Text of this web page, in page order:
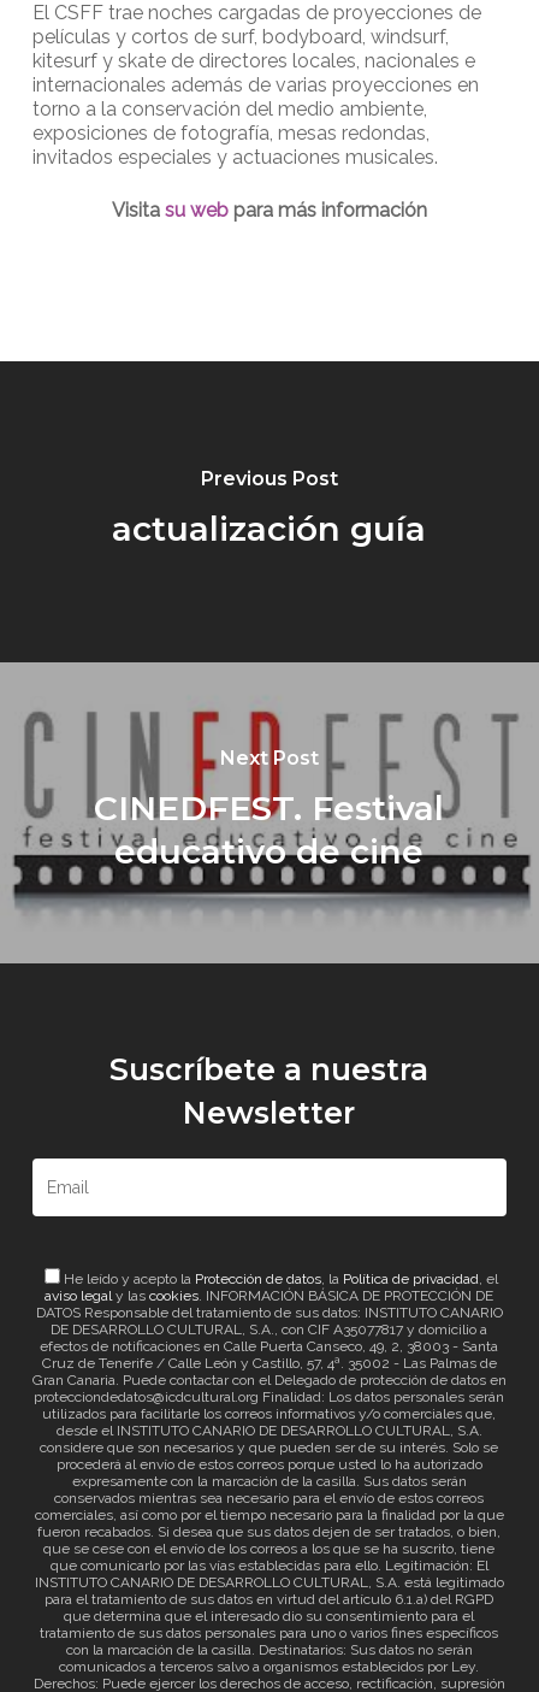
El CSFF trae noches cargadas de proyecciones de
películas y cortos de surf, bodyboard, windsurf,
kitesurf y skate de directores locales, nacionales e
internacionales además de varias proyecciones en
torno a la conservación del medio ambiente,
exposiciones de fotografía, mesas redondas,
invitados especiales y actuaciones musicales.
Visita su webpara más información
Previous Post
actualización guía
Next Post
CINEDFEST. Festival
educativo de cine
Suscríbete a nuestra
Newsletter
He leído y acepto la Protección de datos, la Política de privacidad, el
aviso legaly lascookies. INFORMACIÓN BÁSICA DE PROTECCIÓN DE
DATOS Responsable del tratamiento de sus datos: INSTITUTO CANARIO
DE DESARROLLO CULTURAL, S.A., con CIF A35077817 y domicilio a
efectos de notificaciones en Calle Puerta Canseco, 49, 2, 38003 - Santa
Cruz de Tenerife / Calle León y Castillo, 57, 4ª. 35002 - Las Palmas de
Gran Canaria. Puede contactar con el Delegado de protección de datos en
protecciondedatos@icdcultural.org Finalidad: Los datos personales serán
utilizados para facilitarle los correos informativos y/o comerciales que,
desde el INSTITUTO CANARIO DE DESARROLLO CULTURAL, S.A.
considere que son necesarios y que pueden ser de su interés. Solo se
procederá al envío de estos correos porque usted lo ha autorizado
expresamente con la marcación de la casilla. Sus datos serán
conservados mientras sea necesario para el envío de estos correos
comerciales, así como por el tiempo necesario para la finalidad por la que
fueron recabados. Si desea que sus datos dejen de ser tratados, o bien,
que se cese con el envío de los correos a los que se ha suscrito, tiene
que comunicarlo por las vías establecidas para ello. Legitimación: El
INSTITUTO CANARIO DE DESARROLLO CULTURAL, S.A. está legitimado
para el tratamiento de sus datos en virtud del artículo 6.1.a) del RGPD
que determina que el interesado dio su consentimiento para el
tratamiento de sus datos personales para uno o varios fines específicos
con la marcación de la casilla. Destinatarios: Sus datos no serán
comunicados a terceros salvo a organismos establecidos por Ley.
Derechos: Puede ejercer los derechos de acceso, rectificación, supresión